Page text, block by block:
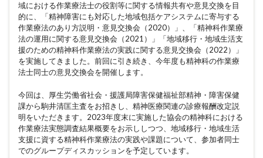
域における作業療法士の役割等に関する情報共有や意見交換を目
的に、「精神障害にも対応した地域包括ケアシステムに寄与する
作業療法のあり方説明・意見交換会（2020）」、「精神科作業療
法の運用に関する意見交換会（2021）」「地域移行・地域生活支
援のための精神科作業療法の実践に関する意見交換会（2022）」
を実施してきました。前回に引き続き、今年度も精神科の作業療
法士同士の意見交換会を開催します。
今回は、厚生労働省社会・援護局障害保健福祉部精神・障害保健
課から駒井清匡主査をお招きし、精神医療関連の診療報酬改定説
明をいただきます。2023年度末に実施した協会の精神科における
作業療法実態調査結果概要をお示ししつつ、地域移行・地域生活
支援に資する精神科作業療法の実践や課題について、参加者同士
でのグループディスカッションを予定しています。